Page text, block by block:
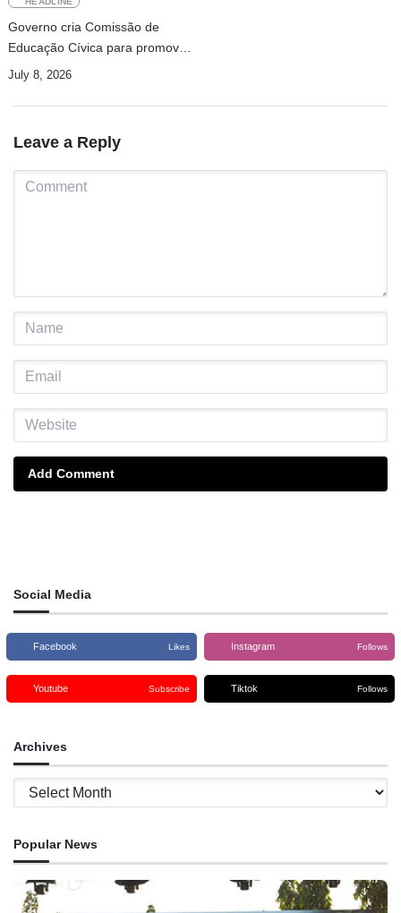
Governo cria Comissão de
Educação Cívica para promover
paz e desenvolvimento
July 8, 2026
Leave a Reply
Add Comment
Social Media
Facebook Likes Instagram Follows
Youtube Subscribe Tiktok Follows
Archives
Archives
Popular News